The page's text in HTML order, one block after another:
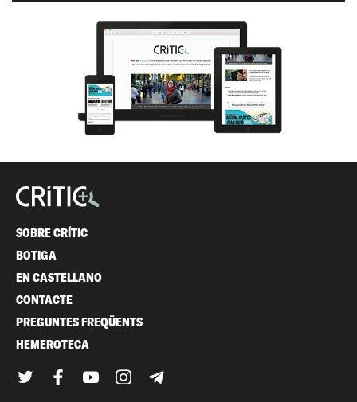
SOBRE CRÍTIC
BOTIGA
EN CASTELLANO
CONTACTE
PREGUNTES FREQÜENTS
HEMEROTECA
TwitterFacebook
YouTubeInstagram